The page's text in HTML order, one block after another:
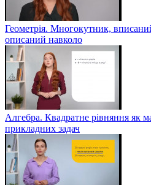
Геометрія. Многокутник,
описаний навколо
Алгебра. Квадратне рівняння як
прикладних задач